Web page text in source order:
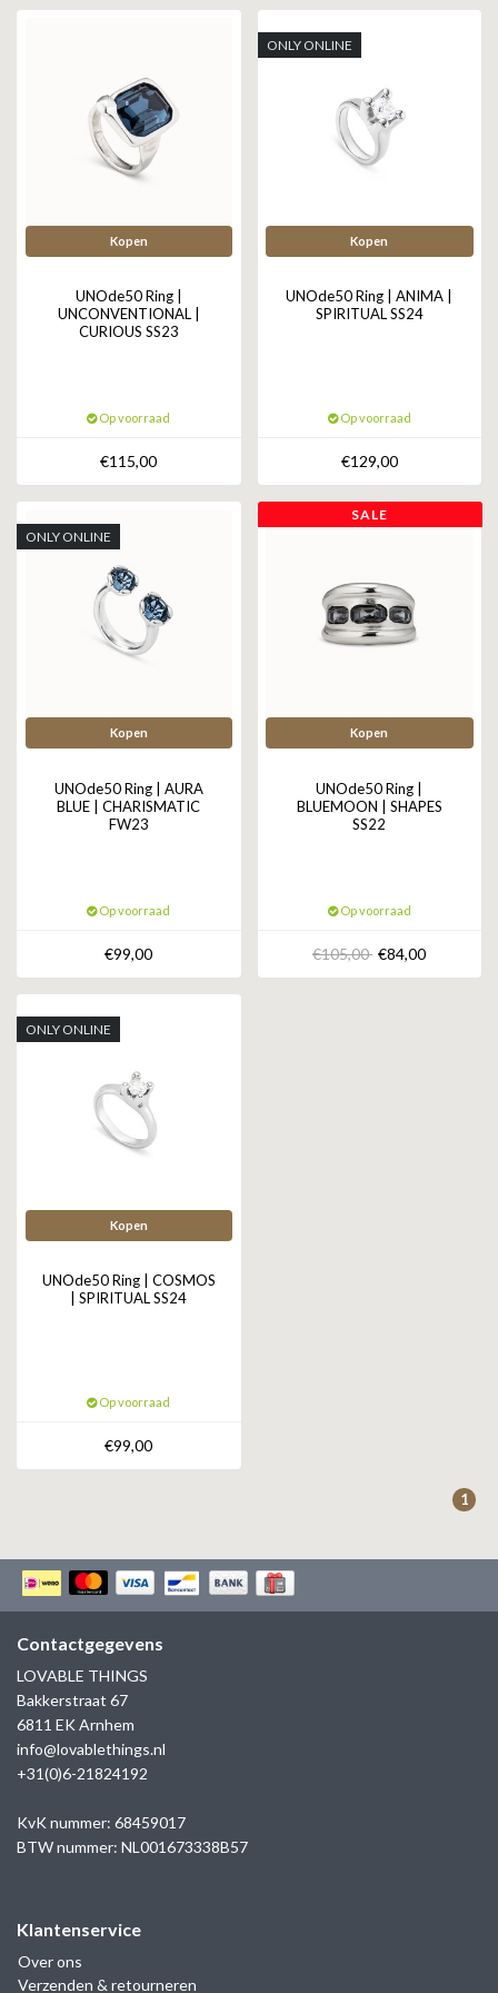
ZAG BIJOUX
KAPTEN & SON
Kopen
UNOde50 Ring |
UNCONVENTIONAL |
CURIOUS SS23
Op voorraad
€115,00
ONLY ONLINE
Kopen
UNOde50 Ring | ANIMA |
SPIRITUAL SS24
Op voorraad
€129,00
ONLY ONLINE
Kopen
UNOde50 Ring | AURA
BLUE | CHARISMATIC
FW23
Op voorraad
€99,00
SALE
Kopen
UNOde50 Ring |
BLUEMOON | SHAPES
SS22
Op voorraad
€105,00 €84,00
ONLY ONLINE
Kopen
UNOde50 Ring | COSMOS
| SPIRITUAL SS24
Op voorraad
€99,00
1
Contactgegevens
LOVABLE THINGS
Bakkerstraat 67
6811 EK Arnhem
info@lovablethings.nl
+31(0)6-21824192
KvK nummer: 68459017
BTW nummer: NL001673338B57
Klantenservice
Over ons
Verzenden & retourneren